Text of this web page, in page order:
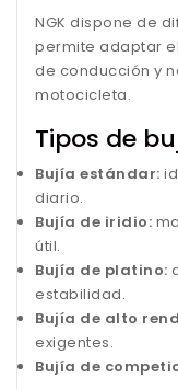
NGK dispone de
permite adaptar
de conducción y
motocicleta.
Tipos de
Bujía estándar:
diario.
Bujía de iridio:
útil.
Bujía de platino:
estabilidad.
Bujía de alto
exigentes.
Bujía de